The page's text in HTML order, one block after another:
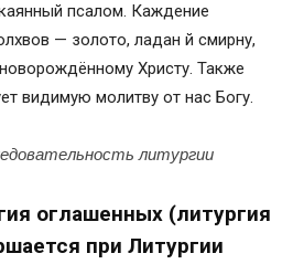
псалом. Каждение
— золото, ладан й смирну,
Христу. Также
видимую молитву от нас Богу.
литургии
оглашенных (литургия
при Литургии